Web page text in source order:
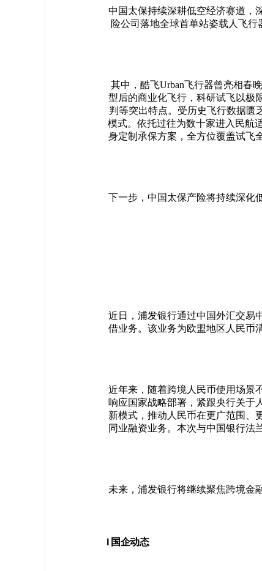
中国太保持续深耕低空经济赛道，
险公司落地全球首单站姿载人飞
其中，酷飞Urban飞行器曾亮相春
型后的商业化飞行，科研试飞以极
判等突出特点。受历史飞行数据匮
模式。依托过往为数十家进入民航
身定制承保方案，全方位覆盖试飞
下一步，中国太保产险将持续深化
近日，浦发银行通过中国外汇交易
借业务。该业务为欧盟地区人民币
近年来，随着跨境人民币使用场景
响应国家战略部署，紧跟央行关于
新模式，推动人民币在更广范围、
同业融资业务。本次与中国银行法
未来，浦发银行将继续聚焦跨境金
l 国企动态